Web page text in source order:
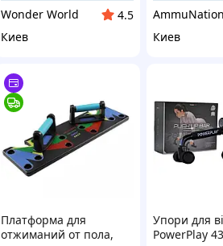
Wonder World
4.5
Киев
AmmuNation
Киев
Платформа для
отжиманий от пола,
Упори для
PowerPlay